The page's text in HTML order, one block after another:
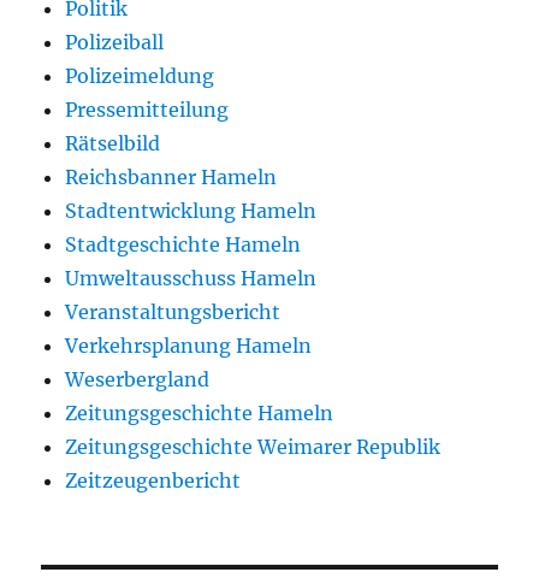
Politik
Polizeiball
Polizeimeldung
Pressemitteilung
Rätselbild
Reichsbanner Hameln
Stadtentwicklung Hameln
Stadtgeschichte Hameln
Umweltausschuss Hameln
Veranstaltungsbericht
Verkehrsplanung Hameln
Weserbergland
Zeitungsgeschichte Hameln
Zeitungsgeschichte Weimarer Republik
Zeitzeugenbericht